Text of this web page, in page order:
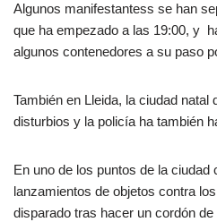
Algunos manifestantess se han
que ha empezado a las 19:00, y
algunos contenedores a su paso
También en Lleida, la ciudad natal
disturbios y la policía ha también
En uno de los puntos de la ciudad
lanzamientos de objetos contra
disparado tras hacer un cordón de